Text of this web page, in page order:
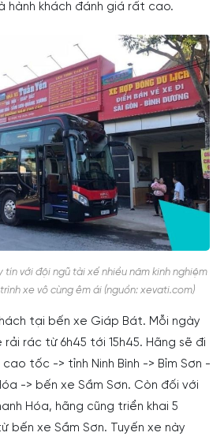
hành khách đánh giá rất cao.
tín với đội ngũ tài xế nhiều năm kinh nghiệm
xe vô cùng êm ái (nguồn: xevati.com)
tại bến xe Giáp Bát. Mỗi ngày
rác từ 6h45 tới 15h45. Hãng sẽ đi
tốc -> tỉnh Ninh Bình -> Bỉm Sơn -
-> bến xe Sầm Sơn. Còn đối với
Hóa, hãng cũng triển khai 5
bến xe Sầm Sơn. Tuyến xe này